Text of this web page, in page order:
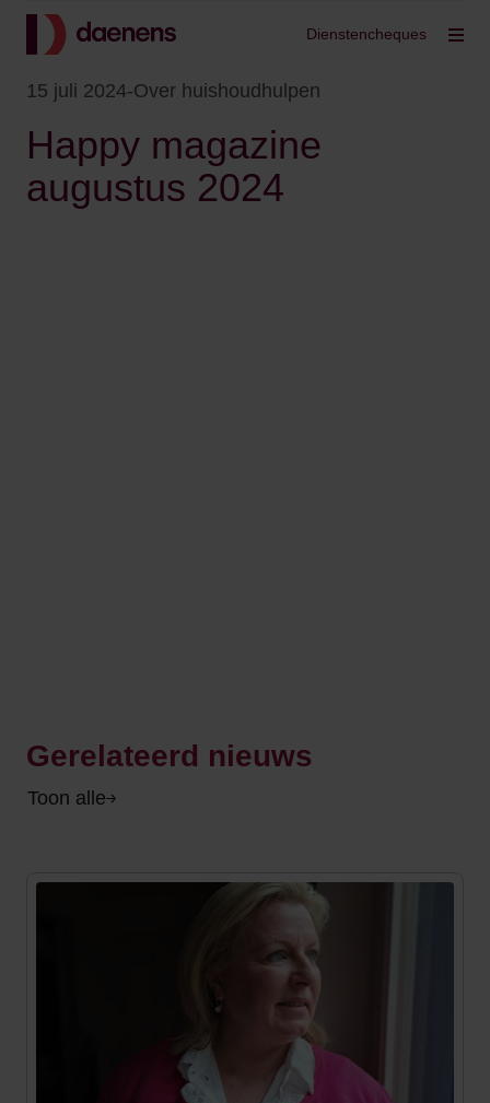
Terug Dienstencheques
15 juli 2024-Over huishoudhulpen
Happy magazine
augustus 2024
Gerelateerd nieuws
Toon alle